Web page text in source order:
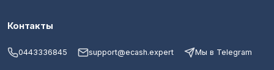
Контакты
0443336845 support@ecash.expert Мы в Telegram